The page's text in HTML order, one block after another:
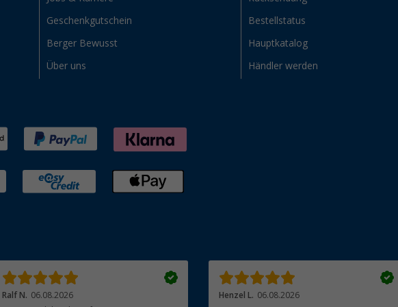
Geschenkgutschein
Berger Bewusst
Über uns
Bestellstatus
Hauptkatalog
Händler werden
Ralf N. 06.08.2026
Henzel L. 06.08.2026